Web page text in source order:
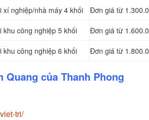
xí nghiệp/nhà máy 4 khối Đơn giá từ
khu công nghiệp 5 khối Đơn giá từ
khu công nghiệp 6 khối Đơn giá từ
của Thanh Phong
tri/